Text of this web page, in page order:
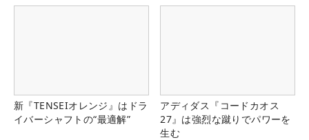
新『TENSEIオレンジ』はドラ
イバーシャフトの“最適解”
アディダス『コードカオス
27』は強烈な蹴りでパワーを
生む